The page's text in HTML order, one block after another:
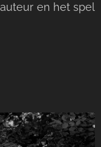
en het spel